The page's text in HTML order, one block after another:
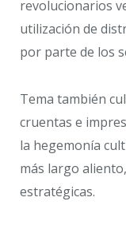
revolucionarios
utilización de
por parte de los
Tema también
cruentas e
la hegemonía
más largo
estratégicas.